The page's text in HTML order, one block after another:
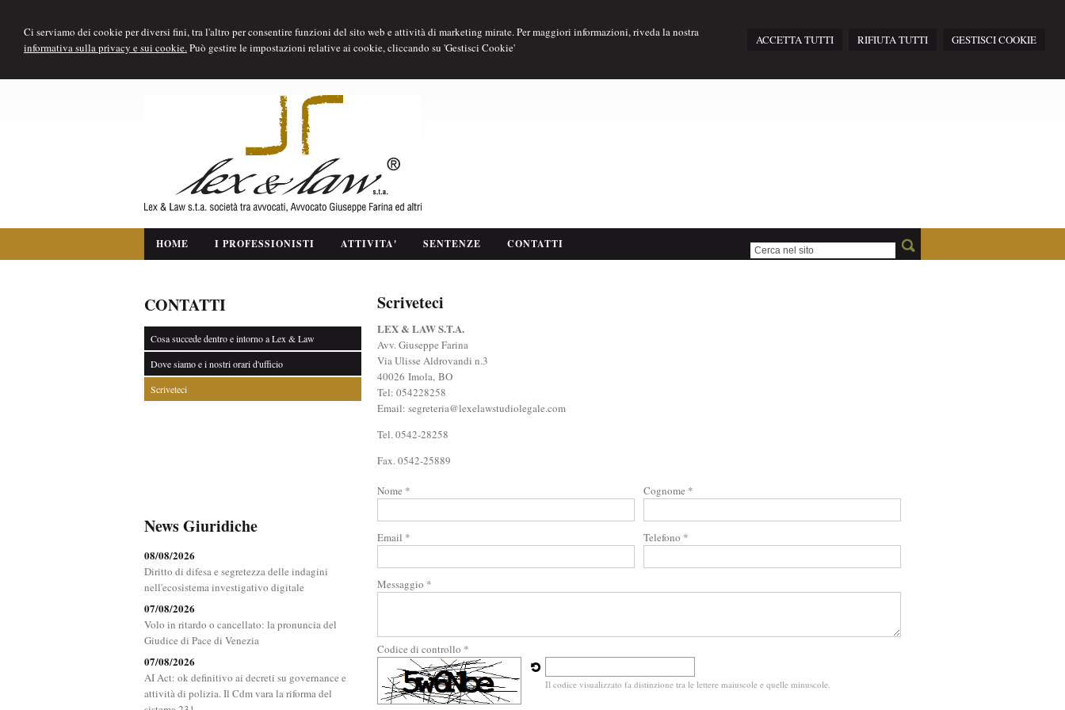
Ci serviamo dei cookie per diversi fini, tra l'altro per consentire funzioni del sito web e attività di marketing mirate. Per maggiori informazioni, riveda la nostra
informativa sulla privacy e sui cookie.Può gestire le impostazioni relative ai cookie, cliccando su 'Gestisci Cookie'
ACCETTA TUTTI RIFIUTA TUTTI GESTISCI COOKIE
HOME I PROFESSIONISTI ATTIVITA' SENTENZE CONTATTI
Scriveteci
LEX & LAW S.T.A.
Avv. Giuseppe Farina
Via Ulisse Aldrovandi n.3
40026 Imola, BO
Tel: 054228258
Email: segreteria@lexelawstudiolegale.com
Tel. 0542-28258
Fax. 0542-25889
Nome * Cognome *
Email * Telefono *
Messaggio *
Codice di controllo *
Il codice visualizzato fa distinzione tra le lettere maiuscole e quelle minuscole.
CONTATTI
Cosa succede dentro e intorno a Lex & Law
Dove siamo e i nostri orari d'ufficio
Scriveteci
News Giuridiche
08/08/2026
Diritto di difesa e segretezza delle indagini
nell'ecosistema investigativo digitale
07/08/2026
Volo in ritardo o cancellato: la pronuncia del
Giudice di Pace di Venezia
07/08/2026
AI Act: ok definitivo ai decreti su governance e
attività di polizia. Il Cdm vara la riforma del